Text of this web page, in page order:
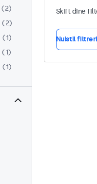
2
2
1
1
1
Skift dine
Nulstil